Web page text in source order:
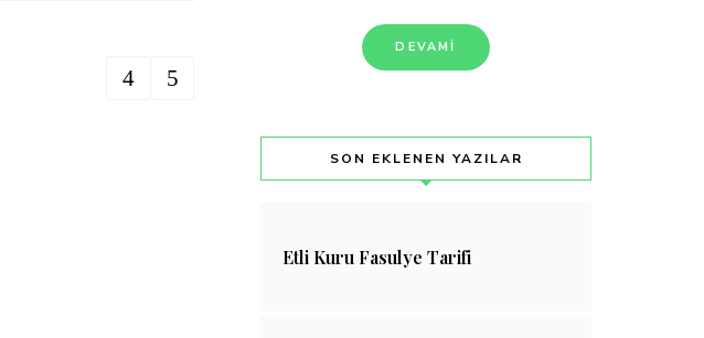
DEVAMI
SON EKLENEN YAZILAR
Etli Kuru Fasulye Tarifi